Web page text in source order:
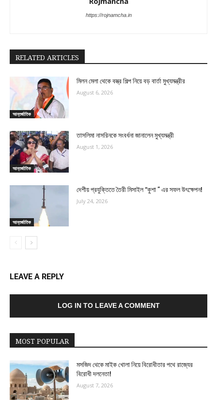
https://rojnamcha.in
RELATED ARTICLES
আন্তর্জাতিক
মিলন মেলা থেকে বস্ত্র শিল্প নিয়ে বড় বার্তা মুখ্যমন্ত্রীর
August 6, 2026
আন্তর্জাতিক
তাসলিমা নাসরিনকে সংবর্ধনা জানালেন মুখ্যমন্ত্রী
August 1, 2026
আন্তর্জাতিক
দেশীয় প্রযুক্তিতে তৈরী মিসাইল “কুশা ” এর সফল উৎক্ষেপন!
July 24, 2026
LEAVE A REPLY
LOG IN TO LEAVE A COMMENT
MOST POPULAR
মসজিদ থেকে মাইক খোলা নিয়ে বিরোধীতার পথে রাজ্যের
বিরোধী দলনেতা!
August 7, 2026